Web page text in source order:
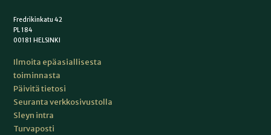
Fredrikinkatu 42
PL 184
00181 HELSINKI
Ilmoita epäasiallisesta
toiminnasta
Päivitä tietosi
Seuranta verkkosivustolla
Sleyn intra
Turvaposti